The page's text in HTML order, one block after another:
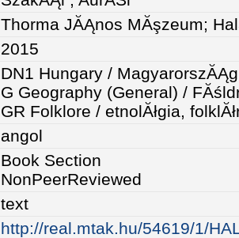
Thorma JĂĄnos MĂşzeum;
2015
DN1 Hungary / MagyarorszĂĄg
G Geography (General) /
GR Folklore / etnolĂłgia,
angol
Book Section
NonPeerReviewed
text
http://real.mtak.hu/54619/1/